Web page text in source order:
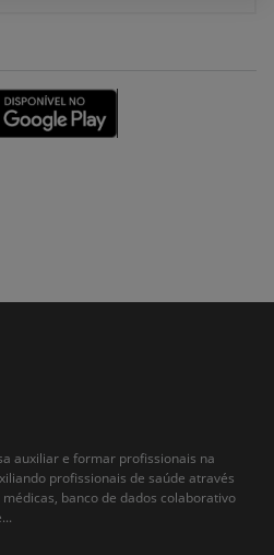
auxiliar e formar profissionais na
profissionais de saúde através
banco de dados colaborativo